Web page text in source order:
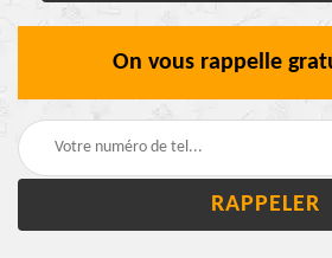
On vous rappelle